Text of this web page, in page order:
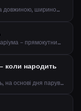
Розрахуйте об'єм акваріума в літрах за довжиною, шириною та висотою
Розрахуйте об'єм для різних форм акваріума – прямокутний, круглий/циліндричний або з вигнутим склом
коли народить
Розрахуйте, коли ваша собака народить, на основі дня парування